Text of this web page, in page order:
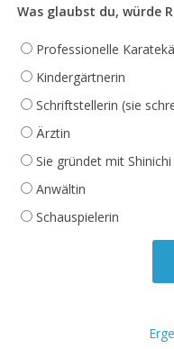
Was glaubst du, würde
Professionelle
Kindergärtnerin
Schriftstellerin (sie
Ärztin
Sie gründet mit
Anwältin
Schauspielerin